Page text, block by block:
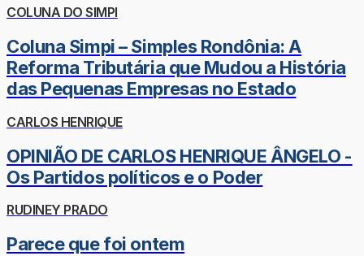
COLUNA DO SIMPI
Coluna Simpi – Simples Rondônia: A
Reforma Tributária que Mudou a História
das Pequenas Empresas no Estado
CARLOS HENRIQUE
OPINIÃO DE CARLOS HENRIQUE ÂNGELO -
Os Partidos políticos e o Poder
RUDINEY PRADO
Parece que foi ontem